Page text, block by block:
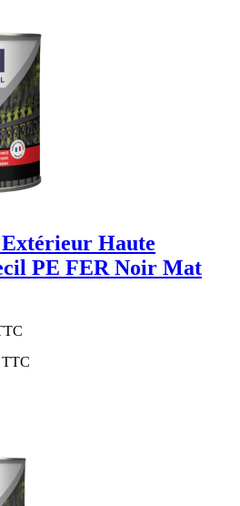
Haute
PE FER Noir Mat
TTC